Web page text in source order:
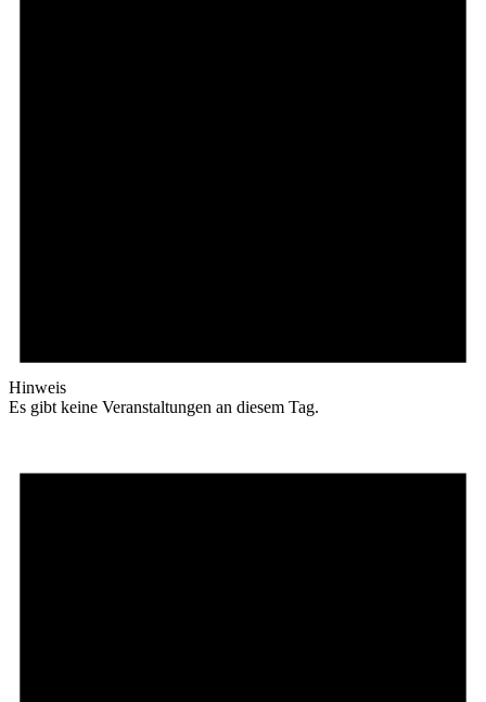
Hinweis
Es gibt keine Veranstaltungen an diesem Tag.